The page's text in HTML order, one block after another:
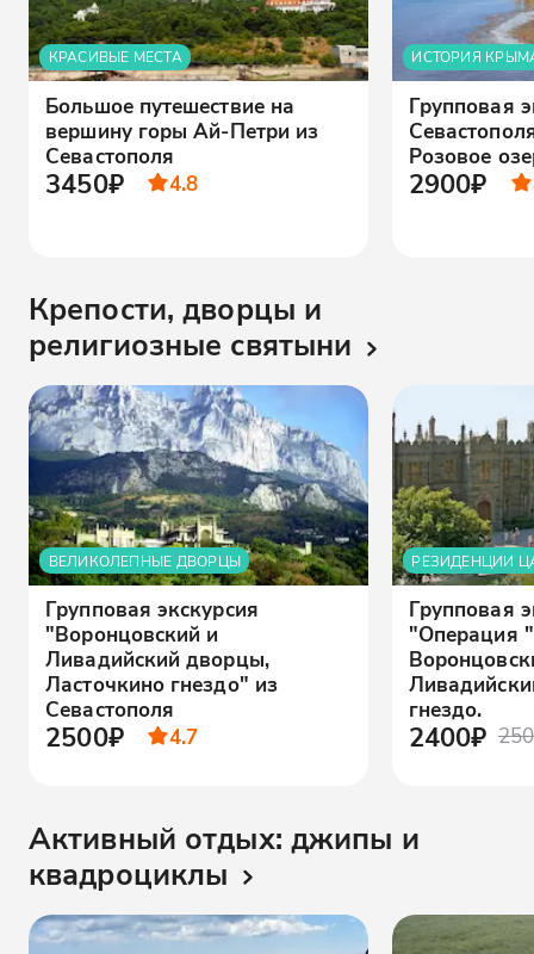
КРАСИВЫЕ МЕСТА
Большое путешествие на
вершину горы Ай-Петри из
Севастополя
3450₽ 4.8
ИСТОРИЯ
Групповая
Розовое
2900₽
Крепости, дворцы и
религиозные святыни
ВЕЛИКОЛЕПНЫЕ ДВОРЦЫ
Групповая экскурсия
"Воронцовский и
Ливадийский дворцы,
Ласточкино гнездо" из
Севастополя
2500₽ 4.7
РЕЗИДЕНЦИИ
Групповая
"Операция
гнездо.
2400₽
Активный отдых: джипы и
квадроциклы